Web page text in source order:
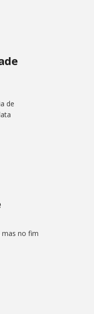
de
mas no fim